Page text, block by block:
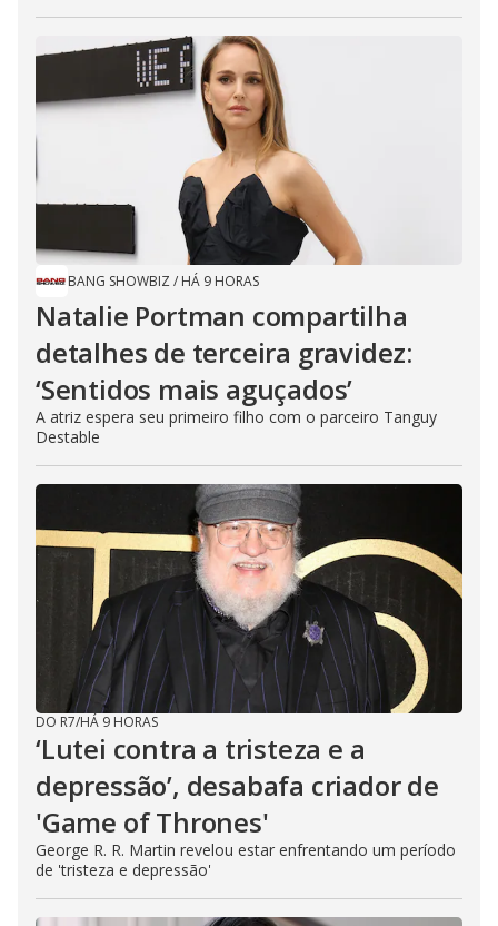
BANG SHOWBIZ / HÁ 9 HORAS
Natalie Portman compartilha
detalhes de terceira gravidez:
‘Sentidos mais aguçados’
A atriz espera seu primeiro filho com o parceiro Tanguy
Destable
DO R7/HÁ 9 HORAS
‘Lutei contra a tristeza e a
depressão’, desabafa criador de
'Game of Thrones'
George R. R. Martin revelou estar enfrentando um período
de 'tristeza e depressão'